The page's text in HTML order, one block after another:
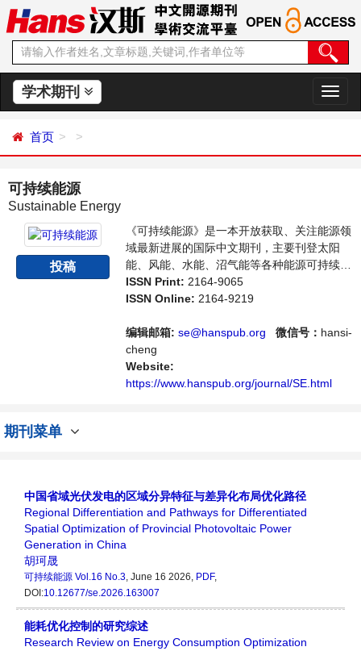
学术期刊
切
换
首页
可持续能源
Sustainable Energy
投稿
《可持续能源》是一本开放获取、关注能源领
域最新进展的国际中文期刊，主要刊登太阳
能、风能、水能、沼气能等各种能源可持续发
展研究，以及能源与经济、环境、政策等关系
的学术论文和成果评述。本刊集学术性、思想
学并致力于学术的繁荣，旨在给世界范围内的
能源研究者、能源工作者等研究并关注能源发
展的人员提供一个传播、分享和讨论能源持续
性发展的交流平台。
ISSN Print: 2164-9065
ISSN Online: 2164-9219
编辑邮箱: se@hanspub.org 微信号： hansi-
cheng
Website:
https://www.hanspub.org/journal/SE.html
期刊菜单
中国省域光伏发电的区域分异特征与差异化布局优化路径
Regional Differentiation and Pathways for Differentiated
Spatial Optimization of Provincial Photovoltaic Power
Generation in China
胡珂晟
可持续能源 Vol.16 No.3, June 16 2026, PDF,
DOI:10.12677/se.2026.163007
能耗优化控制的研究综述
Research Review on Energy Consumption Optimization